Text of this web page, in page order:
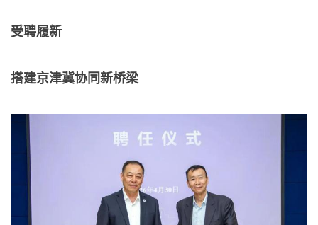
受聘履新
搭建京津冀协同新桥梁